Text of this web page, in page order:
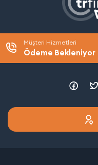
Müşteri Hizmetleri
Ödeme Bekleniyor